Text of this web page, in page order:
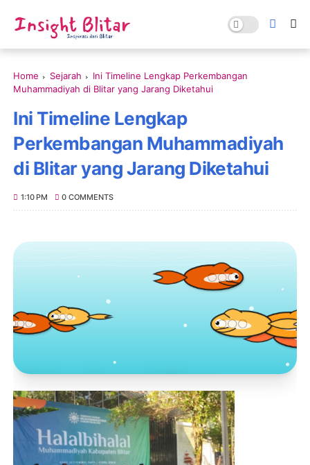
Home Sejarah
Ini Timeline Lengkap Perkembangan
Muhammadiyah di Blitar yang Jarang Diketahui
Ini Timeline Lengkap
Perkembangan Muhammadiyah
di Blitar yang Jarang Diketahui
1:10 PM 0 COMMENTS
Toko Jurnal Rasa
KLIK / SENTUH UNTUK MENGUNJUNGI